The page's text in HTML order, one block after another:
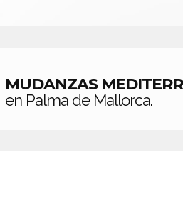
MUDANZAS
en Palma de Mallorca.